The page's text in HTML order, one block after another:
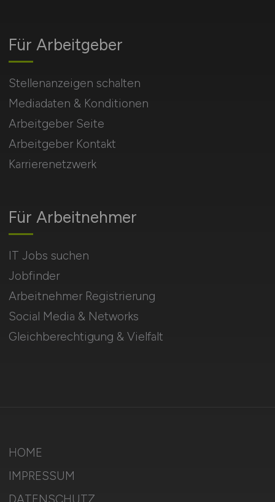
Für Arbeitnehmer
IT Jobs suchen
Jobfinder
Arbeitnehmer Registrierung
Social Media & Networks
Gleichberechtigung & Vielfalt
Für Arbeitgeber
Stellenanzeigen schalten
Mediadaten & Konditionen
Arbeitgeber Seite
Arbeitgeber Kontakt
Karrierenetzwerk
HOME
IMPRESSUM